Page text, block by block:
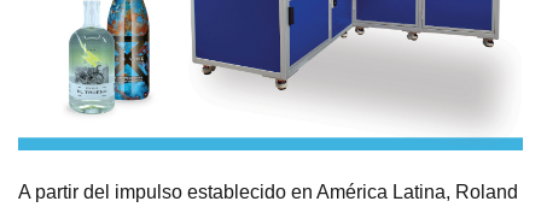
A partir del impulso establecido en América Latina, Roland